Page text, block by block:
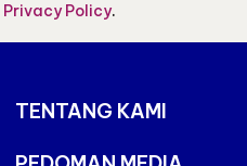
Privacy Policy.
TENTANG KAMI